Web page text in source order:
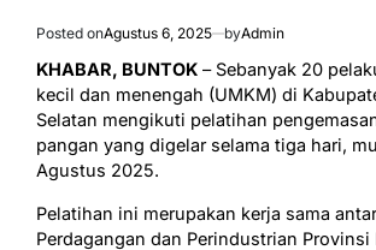
Posted onAgustus 6, 2025 byAdmin
KHABAR, BUNTOK – Sebanyak 20
kecil dan menengah (UMKM) di
Selatan mengikuti pelatihan
pangan yang digelar selama tiga hari,
Agustus 2025.
Pelatihan ini merupakan kerja sama
Perdagangan dan Perindustrian Provinsi